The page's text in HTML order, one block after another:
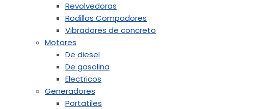
Revolvedoras
Rodillos Compadores
Vibradores de concreto
Motores
De diesel
De gasolina
Electricos
Generadores
Portatiles